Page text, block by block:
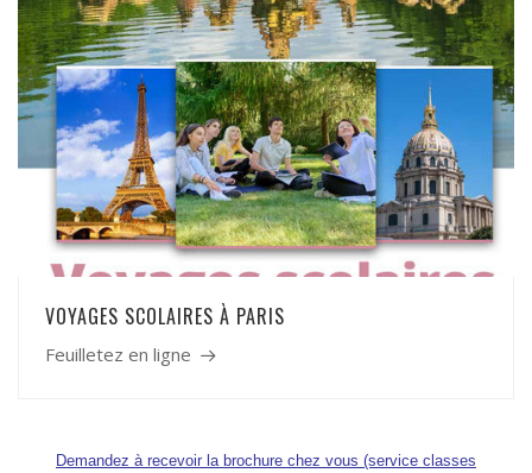
VOYAGES SCOLAIRES À PARIS
Feuilletez en ligne
Demandez à recevoir la brochure chez vous (service classes